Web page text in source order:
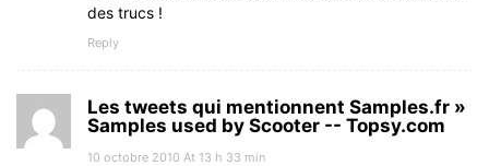
des trucs !
Reply
Les tweets qui mentionnent Samples.fr »
Samples used by Scooter -- Topsy.com
10 octobre 2010 At 13 h 33 min